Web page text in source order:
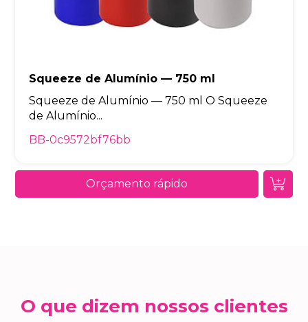
Squeeze de Alumínio — 750 ml
Squeeze de Alumínio — 750 ml O Squeeze
de Alumínio...
BB-0c9572bf76bb
Orçamento rápido
O que dizem nossos clientes